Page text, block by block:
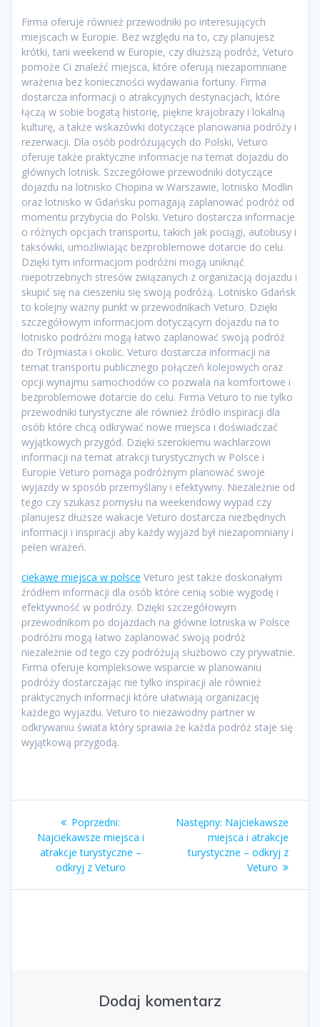
Firma oferuje również przewodniki po interesujących
miejscach w Europie. Bez względu na to, czy planujesz
krótki, tani weekend w Europie, czy dłuższą podróż, Veturo
pomoże Ci znaleźć miejsca, które oferują niezapomniane
wrażenia bez konieczności wydawania fortuny. Firma
dostarcza informacji o atrakcyjnych destynacjach, które
łączą w sobie bogatą historię, piękne krajobrazy i lokalną
kulturę, a także wskazówki dotyczące planowania podróży i
rezerwacji. Dla osób podróżujących do Polski, Veturo
oferuje także praktyczne informacje na temat dojazdu do
głównych lotnisk. Szczegółowe przewodniki dotyczące
dojazdu na lotnisko Chopina w Warszawie, lotnisko Modlin
oraz lotnisko w Gdańsku pomagają zaplanować podróż od
momentu przybycia do Polski. Veturo dostarcza informacje
o różnych opcjach transportu, takich jak pociągi, autobusy i
taksówki, umożliwiając bezproblemowe dotarcie do celu.
Dzięki tym informacjom podróżni mogą uniknąć
niepotrzebnych stresów związanych z organizacją dojazdu i
skupić się na cieszeniu się swoją podróżą. Lotnisko Gdańsk
to kolejny ważny punkt w przewodnikach Veturo. Dzięki
szczegółowym informacjom dotyczącym dojazdu na to
lotnisko podróżni mogą łatwo zaplanować swoją podróż
do Trójmiasta i okolic. Veturo dostarcza informacji na
temat transportu publicznego połączeń kolejowych oraz
opcji wynajmu samochodów co pozwala na komfortowe i
bezproblemowe dotarcie do celu. Firma Veturo to nie tylko
przewodniki turystyczne ale również źródło inspiracji dla
osób które chcą odkrywać nowe miejsca i doświadczać
wyjątkowych przygód. Dzięki szerokiemu wachlarzowi
informacji na temat atrakcji turystycznych w Polsce i
Europie Veturo pomaga podróżnym planować swoje
wyjazdy w sposób przemyślany i efektywny. Niezależnie od
tego czy szukasz pomysłu na weekendowy wypad czy
planujesz dłuższe wakacje Veturo dostarcza niezbędnych
informacji i inspiracji aby każdy wyjazd był niezapomniany i
pełen wrażeń.
ciekawe miejsca w polsce Veturo jest także doskonałym
źródłem informacji dla osób które cenią sobie wygodę i
efektywność w podróży. Dzięki szczegółowym
przewodnikom po dojazdach na główne lotniska w Polsce
podróżni mogą łatwo zaplanować swoją podróż
niezależnie od tego czy podróżują służbowo czy prywatnie.
Firma oferuje kompleksowe wsparcie w planowaniu
podróży dostarczając nie tylko inspiracji ale również
praktycznych informacji które ułatwiają organizację
każdego wyjazdu. Veturo to niezawodny partner w
odkrywaniu świata który sprawia że każda podróż staje się
wyjątkową przygodą.
Nawigacja
wpisu
Poprzedni:
wpis:
Najciekawsze miejsca i
atrakcje turystyczne –
odkryj z Veturo
Następny: Następny
wpis:
Najciekawsze
miejsca i atrakcje
turystyczne – odkryj z
Veturo
Dodaj komentarz